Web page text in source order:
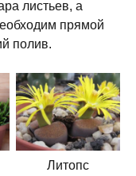
листьев, а
прямой
полив.
Литопс